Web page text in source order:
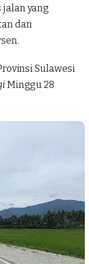
jalan yang
dan
Sulawesi
Minggu 28